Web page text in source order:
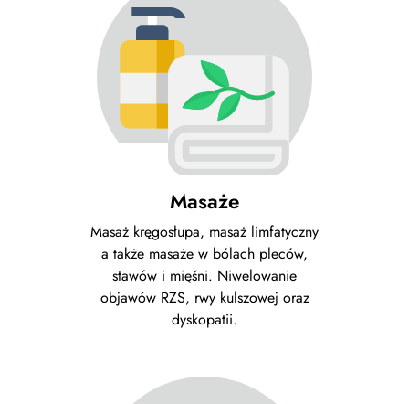
Masaże
Masaż kręgosłupa, masaż limfatyczny
a także masaże w bólach pleców,
stawów i mięśni. Niwelowanie
objawów RZS, rwy kulszowej oraz
dyskopatii.